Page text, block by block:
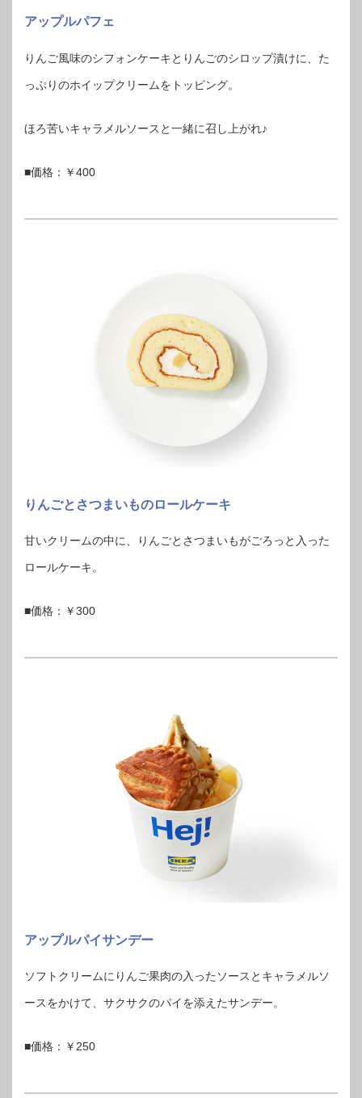
アップルパフェ
りんご風味のシフォンケーキとりんごのシロップ漬けに、た
っぷりのホイップクリームをトッピング。
ほろ苦いキャラメルソースと一緒に召し上がれ♪
■価格：￥400
りんごとさつまいものロールケーキ
甘いクリームの中に、りんごとさつまいもがごろっと入った
ロールケーキ。
■価格：￥300
アップルパイサンデー
ソフトクリームにりんご果肉の入ったソースとキャラメルソ
ースをかけて、サクサクのパイを添えたサンデー。
■価格：￥250